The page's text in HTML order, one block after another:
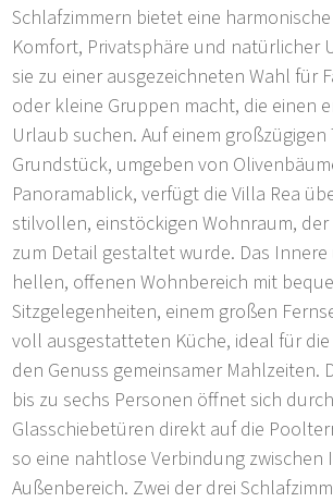
Schlafzimmern bietet eine
Komfort, Privatsphäre und natürlicher
sie zu einer ausgezeichneten Wahl für
oder kleine Gruppen macht, die einen
Urlaub suchen. Auf einem großzügigen
Grundstück, umgeben von
Panoramablick, verfügt die Villa Rea
stilvollen, einstöckigen Wohnraum, der
zum Detail gestaltet wurde. Das
hellen, offenen Wohnbereich mit
Sitzgelegenheiten, einem großen
voll ausgestatteten Küche, ideal für
den Genuss gemeinsamer Mahlzeiten.
bis zu sechs Personen öffnet sich durch
Glasschiebetüren direkt auf die
so eine nahtlose Verbindung zwischen
Außenbereich. Zwei der drei